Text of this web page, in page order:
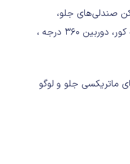
صندلی‌های جلو،
ماساژور صندلی، حافظه صندلی، نورپردازی اسپرت داخل کابین، آیینه‌های جانبی تاشو برقی، رادار نقطه کور، دوربین ۳۶۰ درجه ،
ماتریکسی جلو و لوگو